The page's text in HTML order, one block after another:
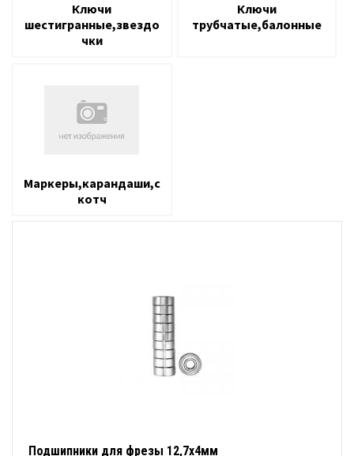
Ключи
шестигранные,звездо
чки
Ключи
трубчатые,балонные
Маркеры,карандаши,с
котч
Подшипники для фрезы 12,7х4мм